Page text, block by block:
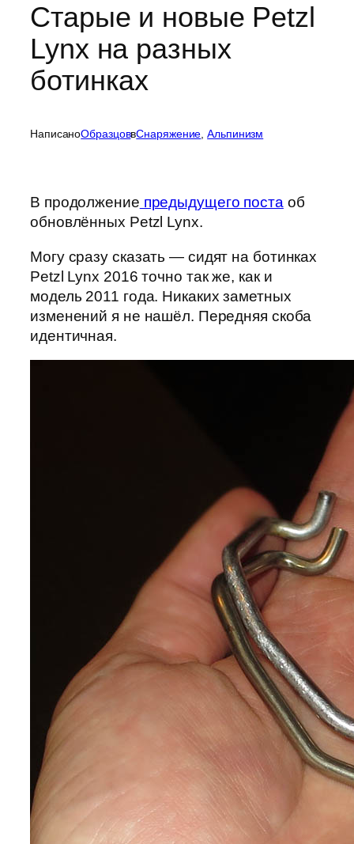
Старые и новые Petzl
Lynx на разных
ботинках
НаписаноОбразцоввCнаряжение, Альпинизм
В продолжение предыдущего постаоб
обновлённых Petzl Lynx.
Могу сразу сказать — сидят на ботинках
Petzl Lynx 2016 точно так же, как и
модель 2011 года. Никаких заметных
изменений я не нашёл. Передняя скоба
идентичная.